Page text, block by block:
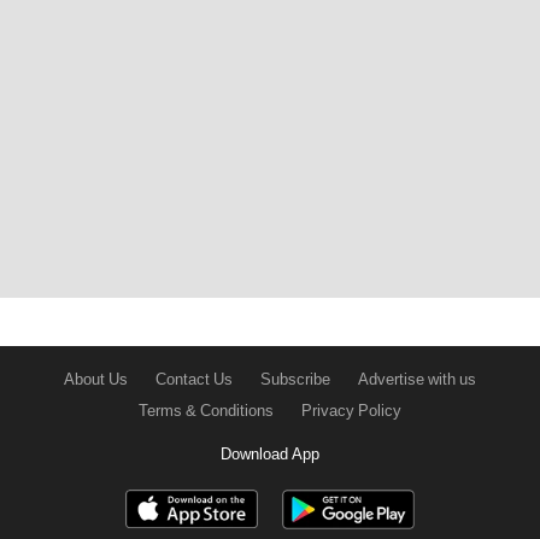
About Us Contact Us Subscribe
Advertise with us
Terms & Conditions
Privacy Policy
Download App